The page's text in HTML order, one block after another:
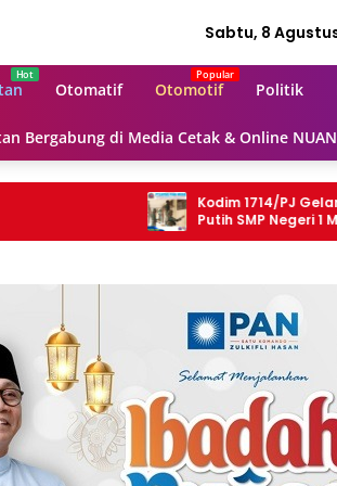
Sabtu, 8
Otomatif Otomotif Politik
Bergabung di Media Cetak & Online
Kodim 1714/PJ Gelar Karya Bakti
Putih SMP Negeri 1 Mulia Kab.
Jaya